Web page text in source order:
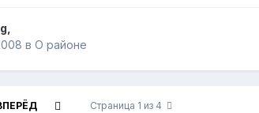
в О районе
Страница 1 из 4